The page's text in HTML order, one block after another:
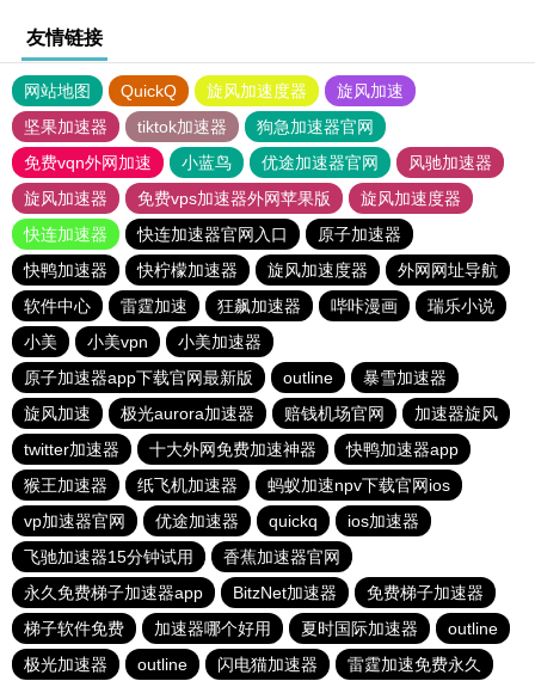
友情链接
网站地图 QuickQ 旋风加速度器
旋风加速
坚果加速器
tiktok加速器
狗急加速器官网
免费vqn外网加速
小蓝鸟 优途加速器官网
风驰加速器
旋风加速器
免费vps加速器外网苹果版
旋风加速度器
快连加速器
快连加速器官网入口
原子加速器
快鸭加速器
快柠檬加速器 旋风加速度器
外网网址导航
软件中心
雷霆加速 狂飙加速器 哔咔漫画
瑞乐小说
小美
小美vpn
小美加速器
原子加速器app下载官网最新版
outline
暴雪加速器
旋风加速
极光aurora加速器 赔钱机场官网
加速器旋风
twitter加速器
十大外网免费加速神器
快鸭加速器app
猴王加速器
纸飞机加速器
蚂蚁加速npv下载官网ios
vp加速器官网
优途加速器 quickq
ios加速器
飞驰加速器15分钟试用
香蕉加速器官网
永久免费梯子加速器app
BitzNet加速器
免费梯子加速器
梯子软件免费
加速器哪个好用 夏时国际加速器
outline
极光加速器
outline 闪电猫加速器 雷霆加速免费永久